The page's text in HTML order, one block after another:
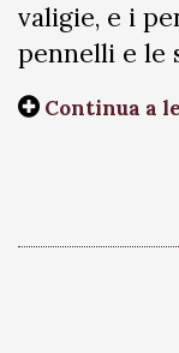
valigie, e i
pennelli e le
Continua a